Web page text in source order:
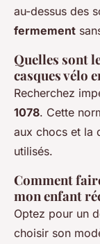
au-dessus des
fermement
Quelles sont
casques vélo
Recherchez
1078. Cette
aux chocs et la
utilisés.
Comment
mon enfant
Optez pour un
choisir son